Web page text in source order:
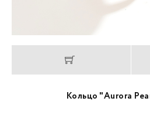
Кольцо "Aurora